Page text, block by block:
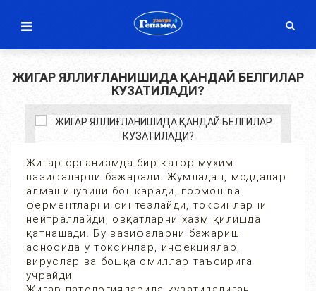
ЖИГАР ЯЛЛИҒЛАНИШИДА ҚАНДАЙ БЕЛГИЛАР
КУЗАТИЛАДИ?
Жигар организмда бир қатор мухим
вазифаларни бажаради. Жумладан, моддалар
алмашинувини бошқаради, гормон ва
ферментларни синтезлайди, токсинларни
нейтраллайди, овқатларни хазм қилишда
қатнашади. Бу вазифаларни бажариш
асносида у токсинлар, инфекциялар,
вируслар ва бошқа омиллар таъсирига
учрайди.